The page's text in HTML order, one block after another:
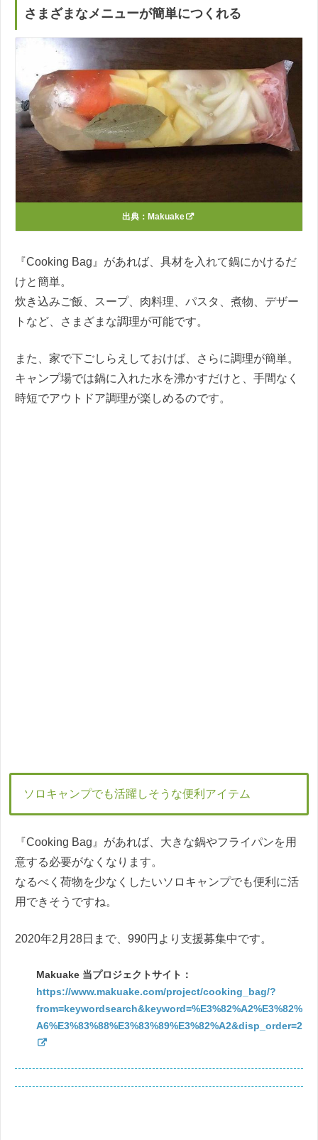
さまざまなメニューが簡単につくれる
出典： Makuake
『Cooking Bag』があれば、具材を入れて鍋にかけるだ
けと簡単。
炊き込みご飯、スープ、肉料理、パスタ、煮物、デザー
トなど、さまざまな調理が可能です。
また、家で下ごしらえしておけば、さらに調理が簡単。
キャンプ場では鍋に入れた水を沸かすだけと、手間なく
時短でアウトドア調理が楽しめるのです。
ソロキャンプでも活躍しそうな便利アイテム
『Cooking Bag』があれば、大きな鍋やフライパンを用
意する必要がなくなります。
なるべく荷物を少なくしたいソロキャンプでも便利に活
用できそうですね。
2020年2月28日まで、990円より支援募集中です。
Makuake 当プロジェクトサイト：
https://www.makuake.com/project/cooking_bag/?
from=keywordsearch&keyword=%E3%82%A2%E3%82%
A6%E3%83%88%E3%83%89%E3%82%A2&disp_order=2